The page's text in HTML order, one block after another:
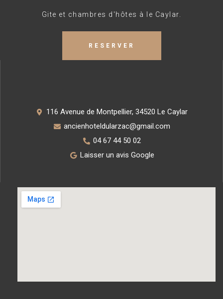
Gite et chambres d'hôtes à le Caylar.
RESERVER
116 Avenue de Montpellier, 34520 Le Caylar
ancienhoteldularzac@gmail.com
04 67 44 50 02
Laisser un avis Google